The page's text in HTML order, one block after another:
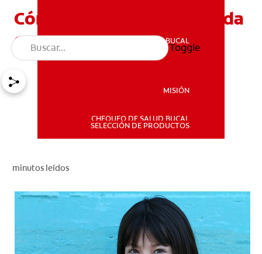
SALUD BUCAL
PARA PROFESIONALES
SALUD BUCAL
MISIÓN
CHEQUEO DE SALUD BUCAL
SELECCIÓN DE PRODUCTOS
Toggle
Cómo corregir una mordida
cruzada
minutos leídos